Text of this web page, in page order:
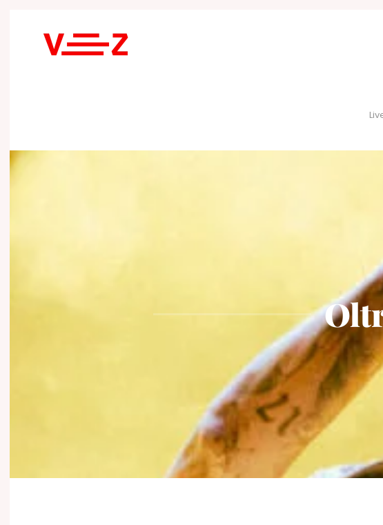
Skip to main content